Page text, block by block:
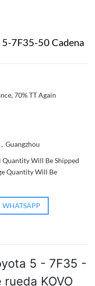
7F35-50 Cadena
70% TT Again
Guangzhou
Quantity Will Be Shipped
Quantity Will Be
WHATSAPP
5 - 7F35 -
KOVO